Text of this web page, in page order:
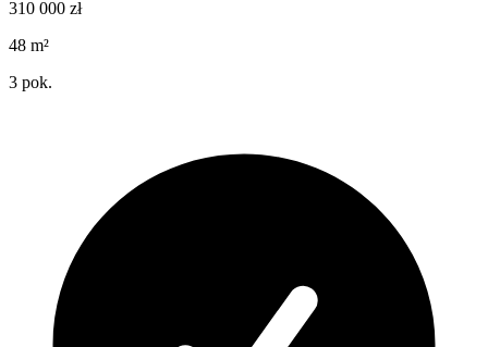
310 000 zł
48 m²
3 pok.